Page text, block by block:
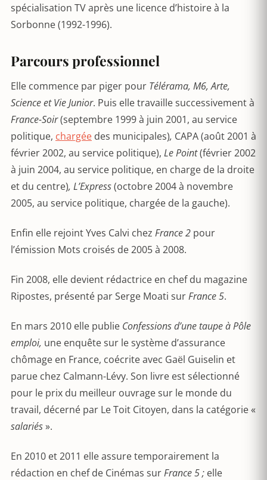
spécialisation TV après une licence d’histoire à la
Sorbonne (1992-1996).
Parcours professionnel
Elle commence par piger pour Télérama, M6, Arte,
Science et Vie Junior. Puis elle travaille successivement à
France-Soir(septembre 1999 à juin 2001, au service
politique, chargée des municipales), CAPA (août 2001 à
février 2002, au service politique), Le Point(février 2002
à juin 2004, au service politique, en charge de la droite
et du centre), L’Express(octobre 2004 à novembre
2005, au service politique, chargée de la gauche).
Enfin elle rejoint Yves Calvi chez France 2 pour
l’émission Mots croisés de 2005 à 2008.
Fin 2008, elle devient rédactrice en chef du magazine
Ripostes, présenté par Serge Moati surFrance 5.
En mars 2010 elle publie Confessions d’une taupe à Pôle
emploi, une enquête sur le système d’assurance
chômage en France, coécrite avec Gaël Guiselin et
parue chez Calmann-Lévy. Son livre est sélectionné
pour le prix du meilleur ouvrage sur le monde du
travail, décerné par Le Toit Citoyen, dans la catégorie «
salariés».
En 2010 et 2011 elle assure temporairement la
rédaction en chef de Cinémas surFrance 5 ; elle